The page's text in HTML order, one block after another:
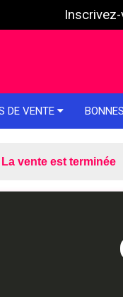
DE VENTE
La vente est terminée